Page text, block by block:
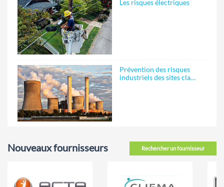
Les risques électriques
Prévention des risques
industriels des sites cla…
Rechercher un fournisseur
Nouveaux fournisseurs